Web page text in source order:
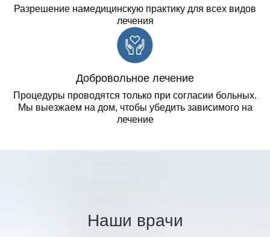
Разрешение намедицинскую практику для всех видов
лечения
Добровольное лечение
Процедуры проводятся только при согласии больных.
Мы выезжаем на дом, чтобы убедить зависимого на
лечение
Наши врачи